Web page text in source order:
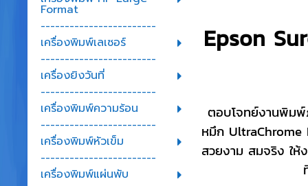
Format
------------------------
เครื่องพิมพ์เลเซอร์
------------------------
เครื่องยิงวันที่
------------------------
เครื่องพิมพ์ความร้อน
------------------------
เครื่องพิมพ์หัวเข็ม
------------------------
เครื่องพิมพ์แผ่นพับ
Epson
ตอบโจทย์งานพิมพ์
หมึก UltraChrome
สวยงาม สมจริง ให้